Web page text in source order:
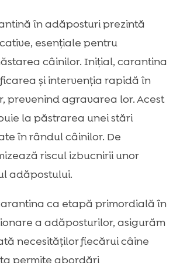
în adăposturi prezintă
esențiale pentru
câinilor. Inițial, carantina
și intervenția rapidă în
prevenind agravarea lor. Acest
la păstrarea unei stări
în rândul câinilor. De
riscul izbucnirii unor
adăpostului.
ca etapă primordială în
a adăposturilor, asigurăm
necesităților fiecărui câine
permite abordări